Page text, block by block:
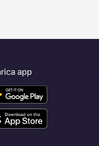
app